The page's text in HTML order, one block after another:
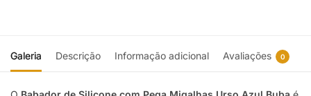
Galeria Descrição Informação adicional Avaliações 0